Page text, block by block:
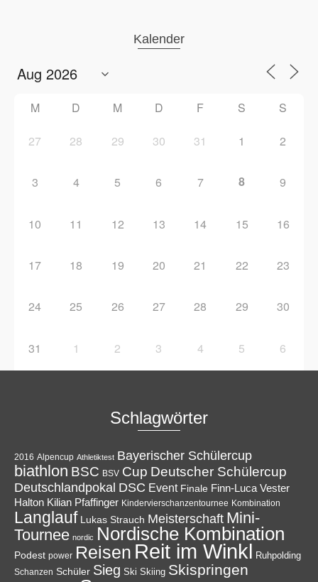
Kalender
M D M D F S S
27 28 29 30 31 1 2
3 4 5 6 7 8 9
10 11 12 13 14 15 16
17 18 19 20 21 22 23
24 25 26 27 28 29 30
31 1 2 3 4 5 6
Schlagwörter
2016 Alpencup Athletiktest Bayerischer Schülercup
biathlon BSC BSV Cup Deutscher Schülercup
Deutschlandpokal DSC Event Finale Finn-Luca Vester
Halton Kilian Pfaffinger Kindervierschanzentournee Kombination
Langlauf Lukas Strauch Meisterschaft Mini-
Tournee nordic Nordische Kombination
Podest power Reisen Reit im Winkl Ruhpolding
Schanzen Schüler Sieg Ski Skiing Skispringen